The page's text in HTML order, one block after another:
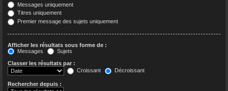
Messages uniquement
Titres uniquement
Premier message des sujets uniquement
Afficher les résultats sous forme de :
Messages
Sujets
Classer les résultats par :
Croissant
Décroissant
Rechercher depuis :